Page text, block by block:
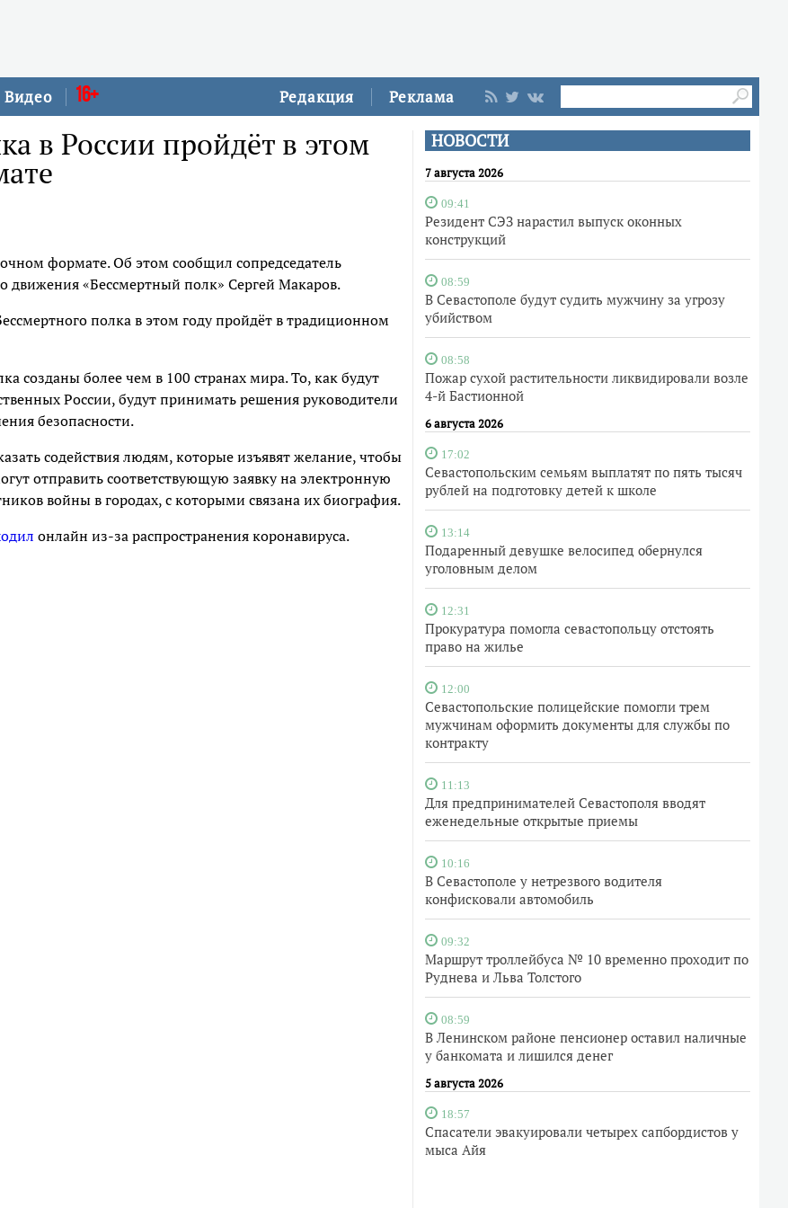
Редакция Реклама
Видео 16+
НОВОСТИ
7 августа 2026
09:41
Резидент СЭЗ нарастил выпуск оконных
конструкций
08:59
В Севастополе будут судить мужчину за угрозу
убийством
08:58
Пожар сухой растительности ликвидировали возле
4-й Бастионной
6 августа 2026
17:02
Севастопольским семьям выплатят по пять тысяч
рублей на подготовку детей к школе
13:14
Подаренный девушке велосипед обернулся
уголовным делом
12:31
Прокуратура помогла севастопольцу отстоять
право на жилье
12:00
Севастопольские полицейские помогли трем
мужчинам оформить документы для службы по
контракту
11:13
Для предпринимателей Севастополя вводят
еженедельные открытые приемы
10:16
В Севастополе у нетрезвого водителя
конфисковали автомобиль
09:32
Маршрут троллейбуса № 10 временно проходит по
Руднева и Льва Толстого
08:59
В Ленинском районе пенсионер оставил наличные
у банкомата и лишился денег
5 августа 2026
18:57
Спасатели эвакуировали четырех сапбордистов у
мыса Айя
в России пройдёт в этом
формате. Об этом сообщил сопредседатель
движения «Бессмертный полк» Сергей Макаров.
полка в этом году пройдёт в традиционном
созданы более чем в 100 странах мира. То, как будут
России, будут принимать решения руководители
безопасности.
содействия людям, которые изъявят желание, чтобы
отправить соответствующую заявку на электронную
войны в городах, с которыми связана их биография.
онлайн из-за распространения коронавируса.